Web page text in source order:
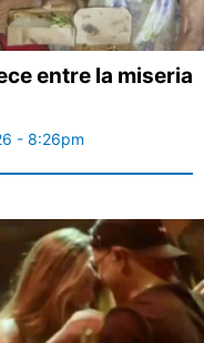
entre la miseria
- 8:26pm